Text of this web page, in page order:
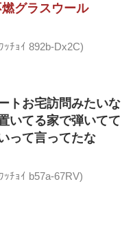
グラスウール
ﾁｮｲ 892b-Dx2C)
トお宅訪問みたいな
いてる家で弾いてて
って言ってたな
ﾁｮｲ b57a-67RV)